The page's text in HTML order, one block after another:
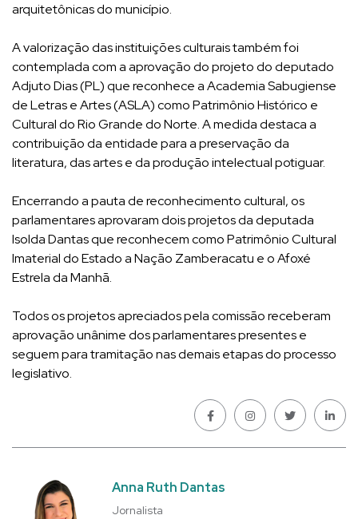
arquitetônicas do município.
A valorização das instituições culturais também foi
contemplada com a aprovação do projeto do deputado
Adjuto Dias (PL) que reconhece a Academia Sabugiense
de Letras e Artes (ASLA) como Patrimônio Histórico e
Cultural do Rio Grande do Norte. A medida destaca a
contribuição da entidade para a preservação da
literatura, das artes e da produção intelectual potiguar.
Encerrando a pauta de reconhecimento cultural, os
parlamentares aprovaram dois projetos da deputada
Isolda Dantas que reconhecem como Patrimônio Cultural
Imaterial do Estado a Nação Zamberacatu e o Afoxé
Estrela da Manhã.
Todos os projetos apreciados pela comissão receberam
aprovação unânime dos parlamentares presentes e
seguem para tramitação nas demais etapas do processo
legislativo.
Anna Ruth Dantas
Jornalista